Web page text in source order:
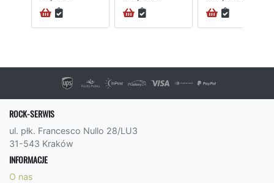
ROCK-SERWIS
ul. płk. Francesco Nullo 28/LU3
31-543 Kraków
INFORMACJE
O nas